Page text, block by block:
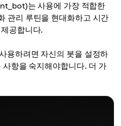
는 사용에 가장 적합한
관리 루틴을 현대화하고 시간
공합니다.
용하려면 자신의 봇을 설정하
항을 숙지해야합니다. 더 가